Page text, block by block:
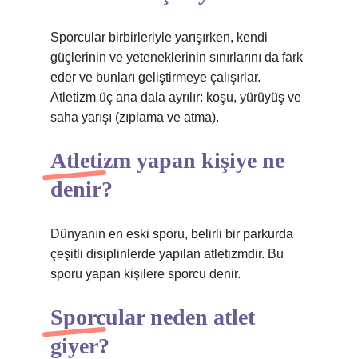
Sporcular birbirleriyle yarışırken, kendi
güçlerinin ve yeteneklerinin sınırlarını da fark
eder ve bunları geliştirmeye çalışırlar.
Atletizm üç ana dala ayrılır: koşu, yürüyüş ve
saha yarışı (zıplama ve atma).
Atletizm yapan kişiye ne
denir?
Dünyanın en eski sporu, belirli bir parkurda
çeşitli disiplinlerde yapılan atletizmdir. Bu
sporu yapan kişilere sporcu denir.
Sporcular neden atlet
giyer?